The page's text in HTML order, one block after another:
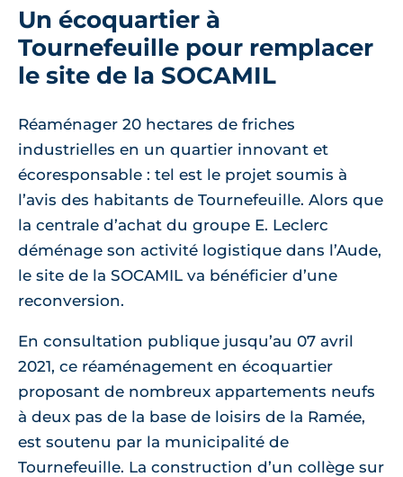
Un écoquartier à
Tournefeuille pour remplacer
le site de la SOCAMIL
Réaménager 20 hectares de friches
industrielles en un quartier innovant et
écoresponsable : tel est le projet soumis à
l’avis des habitants de Tournefeuille. Alors que
la centrale d’achat du groupe E. Leclerc
déménage son activité logistique dans l’Aude,
le site de la SOCAMIL va bénéficier d’une
reconversion.
En consultation publique jusqu’au 07 avril
2021, ce réaménagement en écoquartier
proposant de nombreux appartements neufs
à deux pas de la base de loisirs de la Ramée,
est soutenu par la municipalité de
Tournefeuille. La construction d’un collège sur